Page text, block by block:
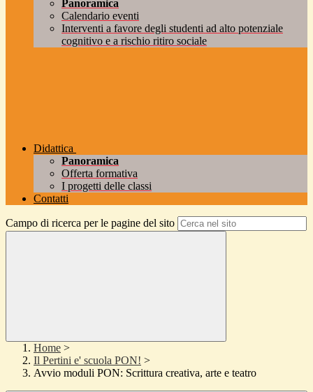
Panoramica
Calendario eventi
Interventi a favore degli studenti ad alto potenziale
cognitivo e a rischio ritiro sociale
Didattica
Panoramica
Offerta formativa
I progetti delle classi
Contatti
Campo di ricerca per le pagine del sito
Home >
Il Pertini e' scuola PON! >
Avvio moduli PON: Scrittura creativa, arte e teatro